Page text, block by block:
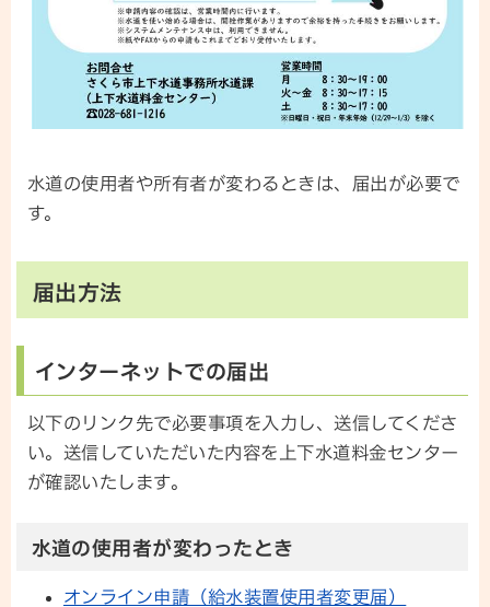
水道の使用者や所有者が変わるときは、届出が必要で
す。
届出方法
インターネットでの届出
以下のリンク先で必要事項を入力し、送信してくださ
い。送信していただいた内容を上下水道料金センター
が確認いたします。
水道の使用者が変わったとき
オンライン申請（給水装置使用者変更届）